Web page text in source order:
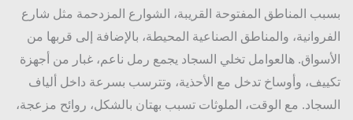
المناطق المفتوحة القريبة، الشوارع المزدحمة مثل شارع
والمناطق الصناعية المحيطة، بالإضافة إلى قربها من
هالعوامل تخلي السجاد يجمع رمل ناعم، غبار من أجهزة
وأوساخ تدخل مع الأحذية، وتترسب بسرعة داخل ألياف
مع الوقت، الملوثات تسبب بهتان بالشكل، روائح مزعجة،